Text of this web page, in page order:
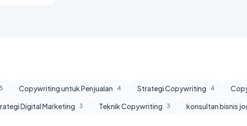
5 Copywriting untuk Penjualan 4 Strategi Copywriting 4
Digital Marketing 3 Teknik Copywriting 3 konsultan bisnis